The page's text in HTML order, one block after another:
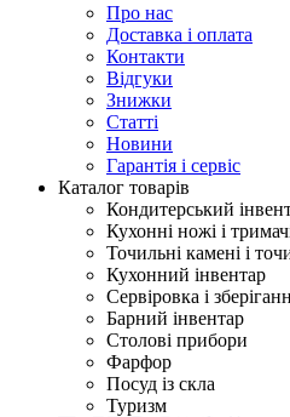
Про нас
Доставка і оплата
Контакти
Відгуки
Знижки
Статті
Новини
Гарантія і сервіс
Каталог товарів
Кондитерський
Кухонні ножі і
Точильні камені і
Кухонний інвентар
Сервіровка і
Барний інвентар
Столові прибори
Фарфор
Посуд із скла
Туризм